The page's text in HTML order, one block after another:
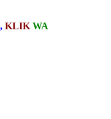
KLIK WA